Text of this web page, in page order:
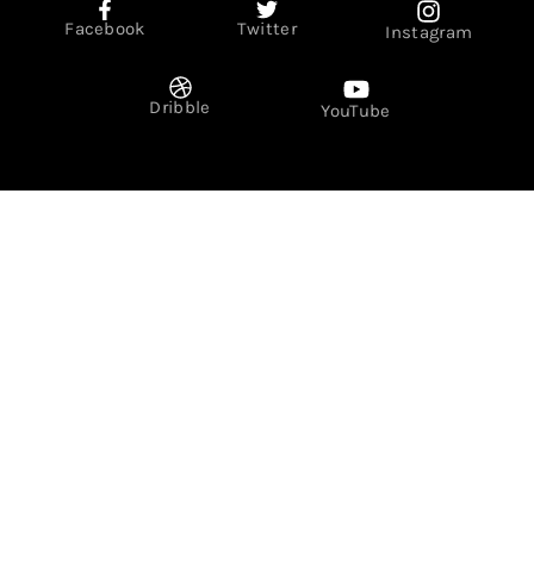
Facebook Twitter Instagram
Dribble YouTube